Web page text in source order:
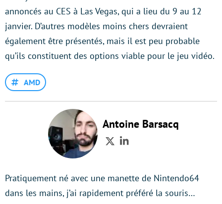
annoncés au CES à Las Vegas, qui a lieu du 9 au 12
janvier. D’autres modèles moins chers devraient
également être présentés, mais il est peu probable
qu’ils constituent des options viable pour le jeu vidéo.
AMD
Antoine Barsacq
TwitterLinkedIn
Pratiquement né avec une manette de Nintendo64
dans les mains, j’ai rapidement préféré la souris…